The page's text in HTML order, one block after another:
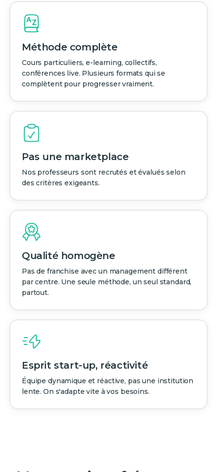
Méthode complète
Cours particuliers, e-learning, collectifs,
conférences live. Plusieurs formats qui se
complètent pour progresser vraiment.
Pas une marketplace
Nos professeurs sont recrutés et évalués selon
des critères exigeants.
Qualité homogène
Pas de franchise avec un management différent
par centre. Une seule méthode, un seul standard,
partout.
Esprit start-up, réactivité
Équipe dynamique et réactive, pas une institution
lente. On s'adapte vite à vos besoins.